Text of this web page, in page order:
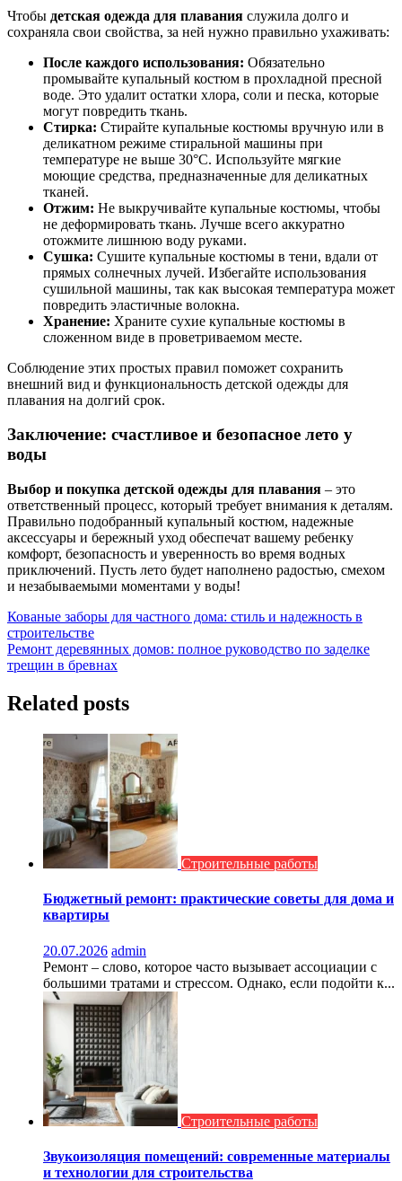
Чтобы детская одежда для плавания служила долго и
сохраняла свои свойства, за ней нужно правильно ухаживать:
После каждого использования: Обязательно
промывайте купальный костюм в прохладной пресной
воде. Это удалит остатки хлора, соли и песка, которые
могут повредить ткань.
Стирка: Стирайте купальные костюмы вручную или в
деликатном режиме стиральной машины при
температуре не выше 30°C. Используйте мягкие
моющие средства, предназначенные для деликатных
тканей.
Отжим: Не выкручивайте купальные костюмы, чтобы
не деформировать ткань. Лучше всего аккуратно
отожмите лишнюю воду руками.
Сушка: Сушите купальные костюмы в тени, вдали от
прямых солнечных лучей. Избегайте использования
сушильной машины, так как высокая температура может
повредить эластичные волокна.
Хранение: Храните сухие купальные костюмы в
сложенном виде в проветриваемом месте.
Соблюдение этих простых правил поможет сохранить
внешний вид и функциональность детской одежды для
плавания на долгий срок.
Заключение: счастливое и безопасное лето у
воды
Выбор и покупка детской одежды для плавания – это
ответственный процесс, который требует внимания к деталям.
Правильно подобранный купальный костюм, надежные
аксессуары и бережный уход обеспечат вашему ребенку
комфорт, безопасность и уверенность во время водных
приключений. Пусть лето будет наполнено радостью, смехом
и незабываемыми моментами у воды!
Навигация
по
записям
Кованые заборы для частного дома: стиль и надежность в
строительстве
Ремонт деревянных домов: полное руководство по заделке
трещин в бревнах
Related posts
Строительные работы
Бюджетный ремонт: практические советы для дома и
квартиры
20.07.2026 admin
Ремонт – слово, которое часто вызывает ассоциации с
большими тратами и стрессом. Однако, если подойти к...
Строительные работы
Звукоизоляция помещений: современные материалы
и технологии для строительства